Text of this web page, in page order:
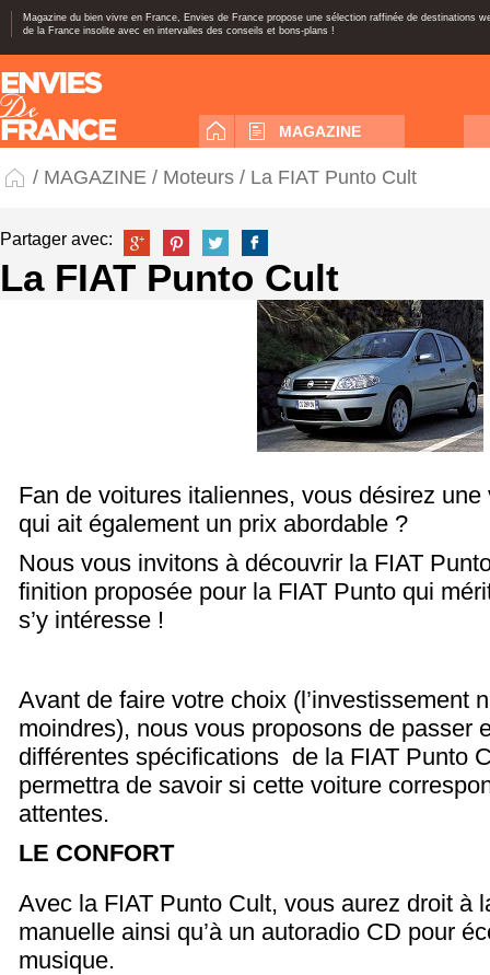
Magazine du bien vivre en France, Envies de France propose une sélection raffinée de destinations
de la France insolite avec en intervalles des conseils et bons-plans !
MAGAZINE
/ MAGAZINE / Moteurs / La FIAT Punto Cult
Partager avec:
La FIAT Punto Cult
Fan de voitures italiennes, vous désirez
qui ait également un prix abordable ?
Nous vous invitons à découvrir la FIAT
finition proposée pour la FIAT Punto qui
s’y intéresse !
Avant de faire votre choix (l’investissement
moindres), nous vous proposons de passer
différentes spécifications de la FIAT Punto
permettra de savoir si cette voiture
attentes.
LE CONFORT
Avec la FIAT Punto Cult, vous aurez droit à
manuelle ainsi qu’à un autoradio CD pour
musique.